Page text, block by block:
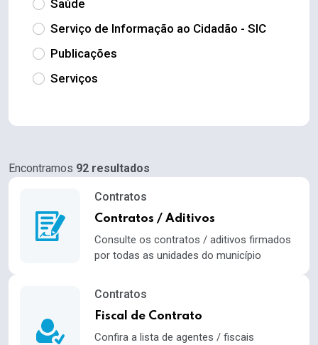
Saúde
Serviço de Informação ao Cidadão - SIC
Publicações
Serviços
Encontramos 92 resultados
Contratos
Contratos / Aditivos
Consulte os contratos / aditivos firmados
por todas as unidades do município
Contratos
Fiscal de Contrato
Confira a lista de agentes / fiscais